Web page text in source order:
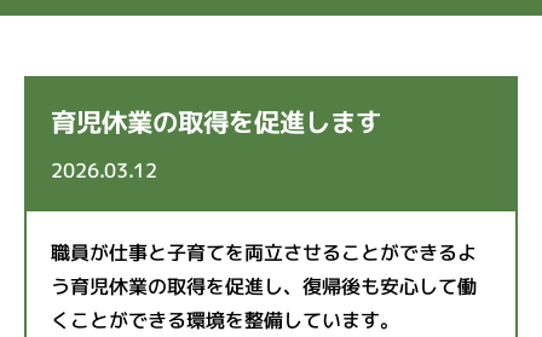
育児休業の取得を促進します
2026.03.12
職員が仕事と子育てを両立させることができるよ
う育児休業の取得を促進し、復帰後も安心して働
くことができる環境を整備しています。